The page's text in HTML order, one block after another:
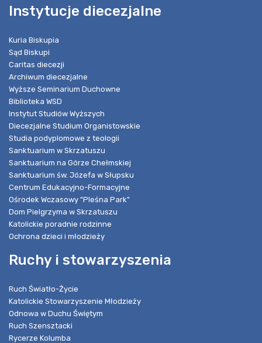
Instytucje diecezjalne
Kuria Biskupia
Sąd Biskupi
Caritas diecezji
Archiwum diecezjalne
Wyższe Seminarium Duchowne
Biblioteka WSD
Instytut Studiów Wyższych
Diecezjalne Studium Organistowskie
Studia podyplomowe z teologii
Sanktuarium w Skrzatuszu
Sanktuarium na Górze Chełmskiej
Sanktuarium św. Józefa w Słupsku
Centrum Edukacyjno-Formacyjne
Ośrodek Wczasowy "Pleśna Park"
Dom Pielgrzyma w Skrzatuszu
Katolickie poradnie rodzinne
Ochrona dzieci i młodzieży
Ruchy i stowarzyszenia
Ruch Światło-Życie
Katolickie Stowarzyszenie Młodzieży
Odnowa w Duchu Świętym
Ruch Szensztacki
Rycerze Kolumba